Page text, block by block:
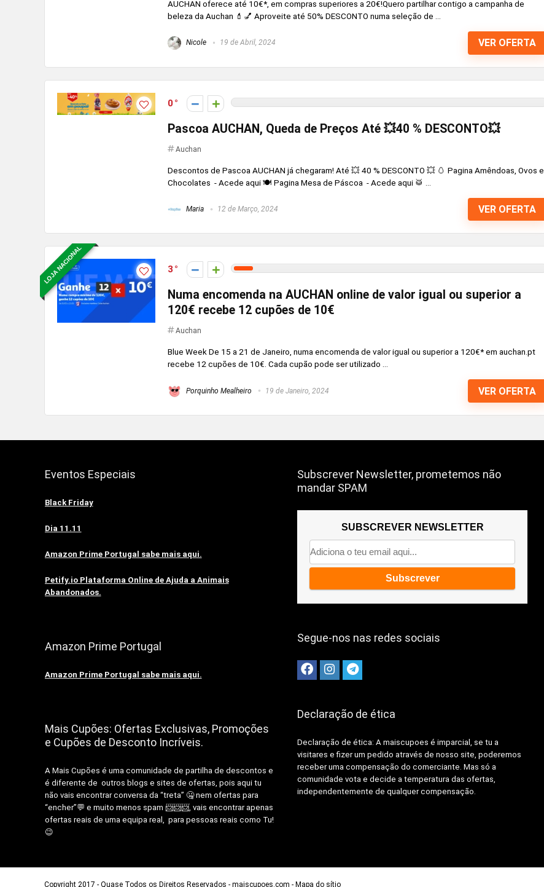
AUCHAN oferece até 10€*, em compras superiores a 20€!Quero partilhar contigo a campanha de
beleza da Auchan 💄💅 Aproveite até 50% DESCONTO numa seleção de ...
Nicole 19 de Abril, 2024 VER OFERTA
0
Pascoa AUCHAN, Queda de Preços Até 💥40 % DESCONTO💥
Auchan
Descontos de Pascoa AUCHAN já chegaram! Até 💥 40 % DESCONTO 💥 🥚 Pagina Amêndoas, Ovos e
Chocolates - Acede aqui 🍽 Pagina Mesa de Páscoa - Acede aqui 🥁 ...
Maria 12 de Março, 2024 VER OFERTA
LOJA NACIONAL 3
Numa encomenda na AUCHAN online de valor igual ou superior a
120€ recebe 12 cupões de 10€
Auchan
Blue Week De 15 a 21 de Janeiro, numa encomenda de valor igual ou superior a 120€* em auchan.pt
recebe 12 cupões de 10€. Cada cupão pode ser utilizado ...
Porquinho Mealheiro 19 de Janeiro, 2024 VER OFERTA
Eventos Especiais
Black Friday
Dia 11.11
Amazon Prime Portugal sabe mais aqui.
Petify.io Plataforma Online de Ajuda a Animais
Abandonados.
Amazon Prime Portugal
Amazon Prime Portugal sabe mais aqui.
Mais Cupões: Ofertas Exclusivas, Promoções
e Cupões de Desconto Incríveis.
A Mais Cupões é uma comunidade de partilha de descontos e
é diferente de outros blogs e sites de ofertas, pois aqui tu
não vais encontrar conversa da “treta” 🤐 nem ofertas para
“encher”💬 e muito menos spam 📨📨📨, vais encontrar apenas
ofertas reais de uma equipa real, para pessoas reais como Tu!
😉
Subscrever Newsletter, prometemos não
mandar SPAM
SUBSCREVER NEWSLETTER
Segue-nos nas redes sociais
Declaração de ética
Declaração de ética: Amaiscupoes é imparcial, se tu a
visitares e fizer um pedido através de nosso site, poderemos
receber uma compensação do comerciante. Mas só a
comunidade vota e decide a temperatura das ofertas,
independentemente de qualquer compensação.
Copyright 2017 - Quase Todos os Direitos Reservados - maiscupoes.com - Mapa do sítio